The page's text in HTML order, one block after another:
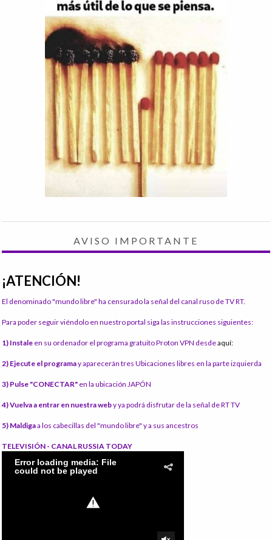
AVISO IMPORTANTE
¡ATENCIÓN!
El denominado "mundo libre" ha censurado la señal del canal ruso de TV RT.
Para poder seguir viéndolo en nuestro portal siga las instrucciones siguientes:
1) Instale en su ordenador el programa gratuito Proton VPN desdeaquí:
2) Ejecute el programay aparecerán tres Ubicaciones libres en la parte izquierda
3) Pulse "CONECTAR" en la ubicación JAPÓN
4) Vuelva a entrar en nuestra weby ya podrá disfrutar de la señal de RT TV
5) Maldigaa los cabecillas del "mundo libre" y a sus ancestros
TELEVISIÓN - CANAL RUSSIA TODAY